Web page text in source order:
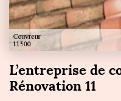
L’entreprise de
Rénovation 11